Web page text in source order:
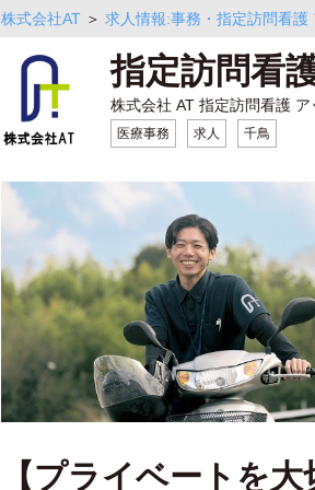
株式会社AT ＞ 求人情報:事務・指定訪問看護
指定訪問看
株式会社 AT 指定訪問看護
医療事務 求人 千鳥
【プライベートを